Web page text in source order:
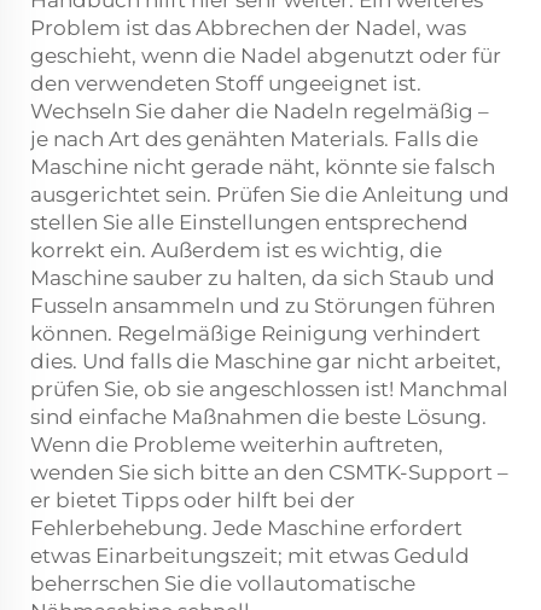
Problem ist das Abbrechen der Nadel, was
geschieht, wenn die Nadel abgenutzt oder für
den verwendeten Stoff ungeeignet ist.
Wechseln Sie daher die Nadeln regelmäßig –
je nach Art des genähten Materials. Falls die
Maschine nicht gerade näht, könnte sie falsch
ausgerichtet sein. Prüfen Sie die Anleitung und
stellen Sie alle Einstellungen entsprechend
korrekt ein. Außerdem ist es wichtig, die
Maschine sauber zu halten, da sich Staub und
Fusseln ansammeln und zu Störungen führen
können. Regelmäßige Reinigung verhindert
dies. Und falls die Maschine gar nicht arbeitet,
prüfen Sie, ob sie angeschlossen ist! Manchmal
sind einfache Maßnahmen die beste Lösung.
Wenn die Probleme weiterhin auftreten,
wenden Sie sich bitte an den CSMTK-Support –
er bietet Tipps oder hilft bei der
Fehlerbehebung. Jede Maschine erfordert
etwas Einarbeitungszeit; mit etwas Geduld
beherrschen Sie die vollautomatische